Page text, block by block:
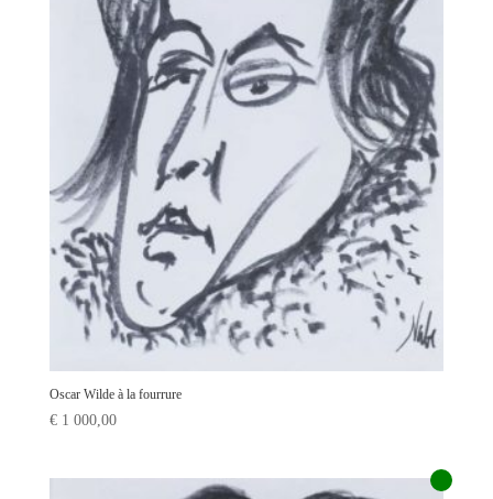
Oscar Wilde à la fourrure
€1 000,00